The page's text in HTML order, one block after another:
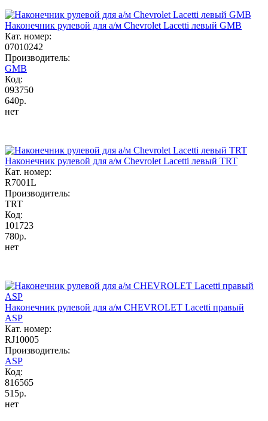
Наконечник рулевой для а/м Chevrolet Lacetti левый GMB
Кат. номер:
07010242
Производитель:
GMB
Код:
093750
640р.
нет
Наконечник рулевой для а/м Chevrolet Lacetti левый TRT
Кат. номер:
R7001L
Производитель:
TRT
Код:
101723
780р.
нет
Наконечник рулевой для а/м CHEVROLET Lacetti правый
ASP
Кат. номер:
RJ10005
Производитель:
ASP
Код:
816565
515р.
нет